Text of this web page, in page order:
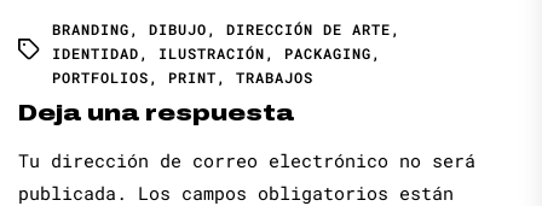
BRANDING, DIBUJO, DIRECCIÓN DE ARTE,
IDENTIDAD, ILUSTRACIÓN, PACKAGING,
PORTFOLIOS, PRINT, TRABAJOS
Deja una respuesta
Tu dirección de correo electrónico no será
publicada.
Los campos obligatorios están